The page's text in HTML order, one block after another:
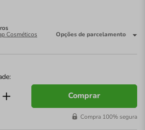
Cosméticos Opções de parcelamento
Comprar
Compra 100% segura